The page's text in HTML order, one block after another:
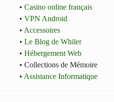
• Casino online français
• VPN Android
• Accessoires
• Le Blog de Whiler
• Hébergement Web
• Collections de Mémoire
• Assistance Informatique